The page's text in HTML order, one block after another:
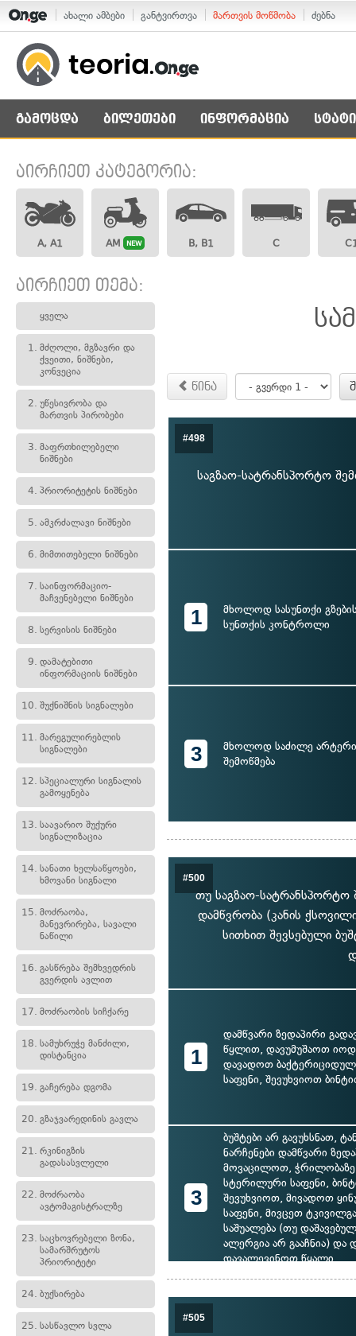
ახალი ამბები განტვირთვა მართვის მოწმობა ძებნა
გამოცდა ბილეთები ინფორმაცია
აირჩიეთ კატეგორია:
A, A1 AM NEW B, B1 C
აირჩიეთ თემა:
ყველა
1. მძღოლი, მგზავრი და
ქვეითი, ნიშნები,
კონვეცია
2. უწესივრობა და
მართვის პირობები
3. მაფრთხილებელი
ნიშნები
4. პრიორიტეტის ნიშნები
5. ამკრძალავი ნიშნები
6. მიმთითებელი ნიშნები
7. საინფორმაციო-
მაჩვენებელი ნიშნები
8. სერვისის ნიშნები
9. დამატებითი
ინფორმაციის ნიშნები
10. შუქნიშნის სიგნალები
11. მარეგულირებლის
სიგნალები
12. სპეციალური სიგნალის
გამოყენება
13. საავარიო შუქური
სიგნალიზაცია
14. სანათი ხელსაწყოები,
ხმოვანი სიგნალი
15. მოძრაობა,
მანევრირება, სავალი
ნაწილი
16. გასწრება შემხვედრის
გვერდის ავლით
17. მოძრაობის სიჩქარე
18. სამუხრუჭე მანძილი,
დისტანცია
19. გაჩერება დგომა
20. გზაჯვარედინის გავლა
21. რკინიგზის
გადასასვლელი
22. მოძრაობა
ავტომაგისტრალზე
23. საცხოვრებელი ზონა,
სამარშრუტოს
პრიორიტეტი
24. ბუქსირება
25. სასწავლო სვლა
წინა
#498
საგზაო-სატრანსპორტო
1
მხოლოდ სასუნთქი
სუნთქის კონტროლი
3
მხოლოდ საძილე
შემოწმება
#500
თუ საგზაო-სატრანსპორტო
დამწვრობა (კანის
სითხით შევსებული
1
დამწვარი ზედაპირი
წყლით, დავუმუშაოთ
დავადოთ
საფენი, შევუხვიოთ
3
ბუშტები არ გავუხსნათ,
ნარჩენები დამწვარი
მოვაცილოთ,
სტერილური საფენი,
შევუხვიოთ, მივადოთ
საფენი, მივცეთ
საშუალება (თუ
ალერგია არ გააჩნია) და
დავალევინოთ წყალი
#505